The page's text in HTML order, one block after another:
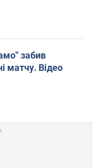
забив
матчу. Відео